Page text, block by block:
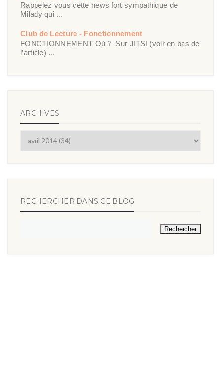
Rappelez vous cette news fort sympathique de
Milady qui ...
Club de Lecture - Fonctionnement
FONCTIONNEMENT Où ? Sur JITSI (voir en bas de
l’article) ...
ARCHIVES
RECHERCHER DANS CE BLOG